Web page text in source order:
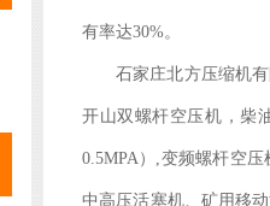
有率达30%。
石家庄北方压缩机
开山双螺杆空压机，柴
0.5MPA）,变频螺杆空
中高压活塞机、矿用移